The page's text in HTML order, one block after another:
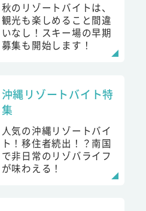
秋のリゾートバイトは、
観光も楽しめること間違
いなし！スキー場の早期
募集も開始します！
沖縄リゾートバイト特
集
人気の沖縄リゾートバイ
ト！移住者続出！？南国
で非日常のリゾバライフ
が味わえる！